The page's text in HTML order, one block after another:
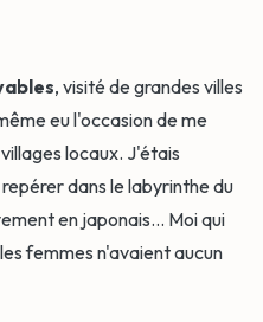
, visité de grandes villes
eu l'occasion de me
locaux. J'étais
dans le labyrinthe du
en japonais... Moi qui
femmes n'avaient aucun